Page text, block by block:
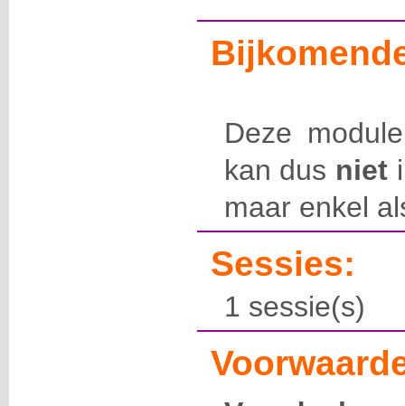
Deze
kan dus niet
maar enkel
Sessies:
1 sessie(s)